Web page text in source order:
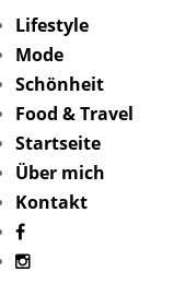
Lifestyle
Mode
Schönheit
Food & Travel
Startseite
Über mich
Kontakt